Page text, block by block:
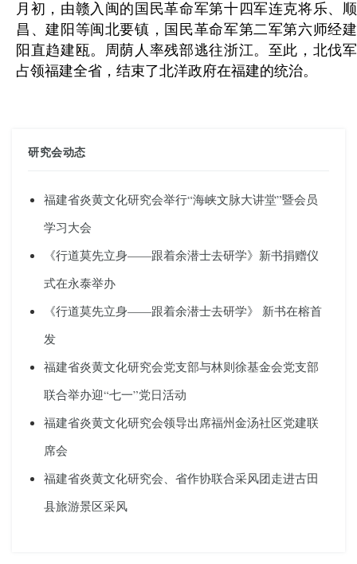
月初，由赣入闽的国民革命军第十四军连克将乐、顺
昌、建阳等闽北要镇，国民革命军第二军第六师经建
阳直趋建瓯。周荫人率残部逃往浙江。至此，北伐军
占领福建全省，结束了北洋政府在福建的统治。
研究会动态
福建省炎黄文化研究会举行“海峡文脉大讲堂”暨会员
学习大会
《行道莫先立身——跟着余潜士去研学》新书捐赠仪
式在永泰举办
《行道莫先立身——跟着余潜士去研学》 新书在榕首
发
福建省炎黄文化研究会党支部与林则徐基金会党支部
联合举办迎“七一”党日活动
福建省炎黄文化研究会领导出席福州金汤社区党建联
席会
福建省炎黄文化研究会、省作协联合采风团走进古田
县旅游景区采风